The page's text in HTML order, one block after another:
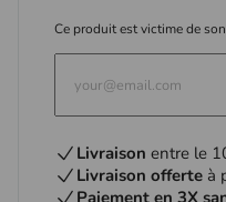
Ce produit est victime de
Livraison entre le
Livraison offerte à
Paiement en 3X